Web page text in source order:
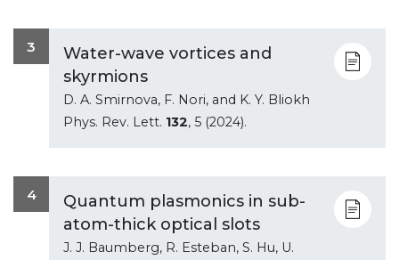
3
Water-wave vortices and
skyrmions
D. A. Smirnova, F. Nori, and K. Y. Bliokh
Phys. Rev. Lett. 132, 5 (2024).
4
Quantum plasmonics in sub-
atom-thick optical slots
J. J. Baumberg, R. Esteban, S. Hu, U.